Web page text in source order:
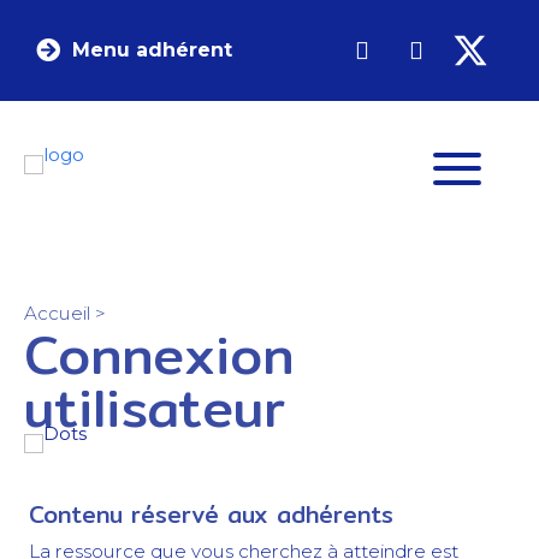
Menu adhérent
Accueil >
Connexion
utilisateur
Contenu réservé aux adhérents
La ressource que vous cherchez à atteindre est